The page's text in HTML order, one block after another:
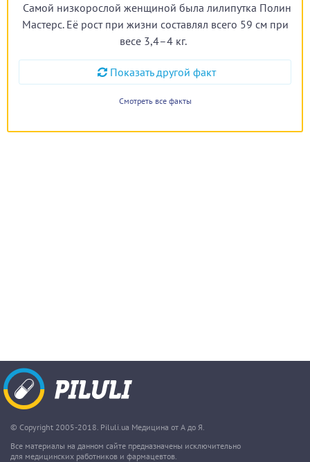
Самой низкорослой женщиной была лилипутка Полин
Мастерс. Её рост при жизни составлял всего 59 см при
весе 3,4–4 кг.
Показать другой факт
Смотреть все факты
© Copyright 2005-2018. Piluli.ua Медицина от А до Я.
Все материалы на данном сайте предназначены исключительно
для медицинских работников и фармацевтов.